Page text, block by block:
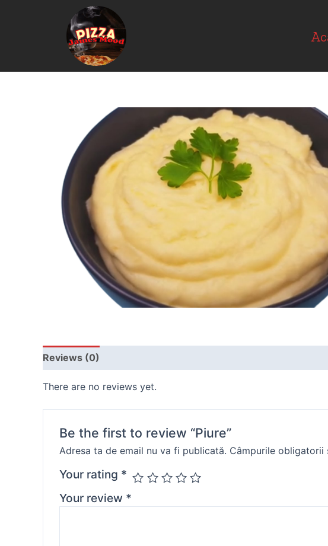
Reviews (0)
There are no reviews yet.
Be the first to review “Piure”
Adresa ta de email nu va fi publicată. Câmpurile obligatorii
Your rating *
Your review *